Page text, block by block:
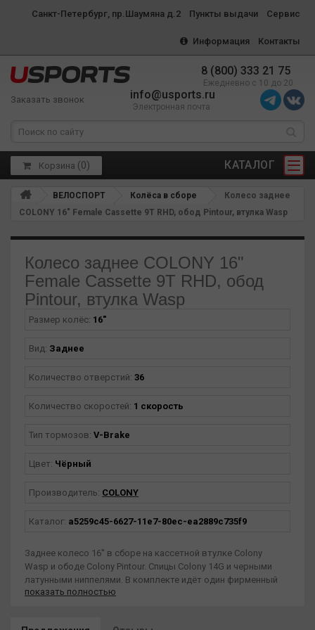
Санкт-Петербург, пр.Шаумяна д.2 Пункты выдачи Сервис
Информация Контакты
8 (800) 333 21 75
Ежедневно с 10 до 20
Заказать звонок info@usports.ru
Электронная почта
КАТАЛОГ
Корзина (0)
ВЕЛОСПОРТ Колёса в сборе
Колесо заднее
COLONY 16" Female Cassette 9T RHD, обод Pintour, втулка Wasp
Колесо заднее COLONY 16"
Female Cassette 9T RHD, обод
Pintour, втулка Wasp
Размер колёс: 16"
Вид: Заднее
Количество отверстий: 36
Количество скоростей: 1 скорость
Тип тормозов: V-Brake
Цвет: Чёрный
Производитель: COLONY
Каталог: a5259c45-6627-11e7-80ec-ea2889c735f9
Заднее колесо 16'' в сборе на кассетной втулке Colony
Wasp и ободе Colony Pintour. Спицы Colony 14G и черными
латунными ниппелями. В комплекте идёт один фирменный
хабгард, благодаря которому колесо готово к скольжениям
показать полностью